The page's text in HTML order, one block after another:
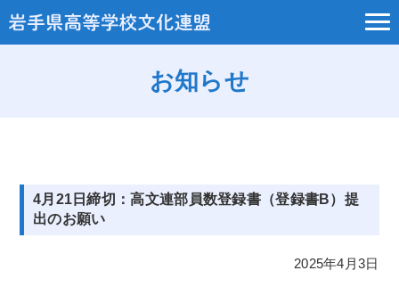
お知らせ
4月21日締切：高文連部員数登録書（登録書B）提
出のお願い
2025年4月3日